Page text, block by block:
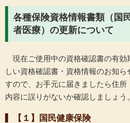
各種保険資格情報書類（国
者医療）の更新について
現在ご使用中の資格確認書の有効
しい資格確認書・資格情報のお知
すので、お手元に届きましたら住
内容に誤りがないか確認しましょう。
【１】 国民健康保険